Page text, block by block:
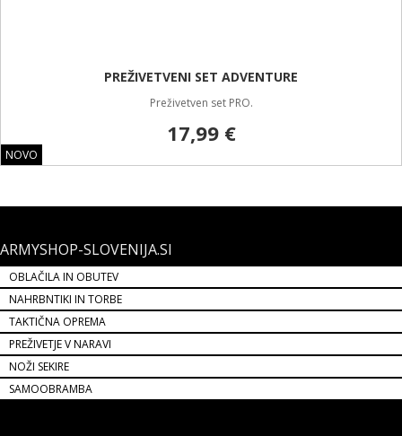
NOVO
PREŽIVETVENI SET ADVENTURE
Preživetven set PRO.
17,99 €
ARMYSHOP-SLOVENIJA.SI
OBLAČILA IN OBUTEV
NAHRBNTIKI IN TORBE
TAKTIČNA OPREMA
PREŽIVETJE V NARAVI
NOŽI SEKIRE
SAMOOBRAMBA